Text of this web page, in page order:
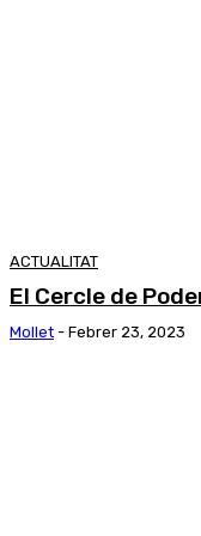
ACTUALITAT
El Cercle de
Mollet - Febrer 23, 2023